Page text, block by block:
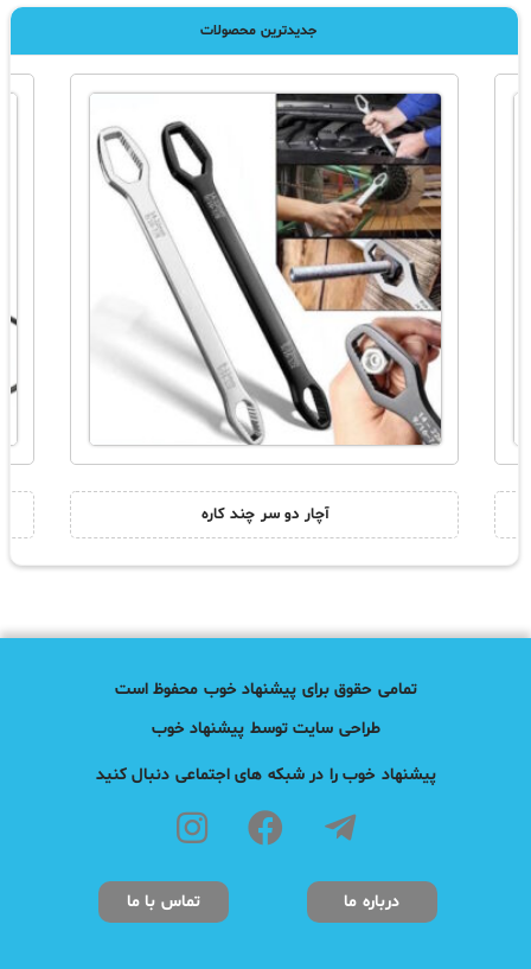
جدیدترین محصولات
آچار دو سر چند کاره
تمامی حقوق برای پیشنهاد خوب محفوظ است
طراحی سایت توسط پیشنهاد خوب
پیشنهاد خوب را در شبکه های اجتماعی دنبال کنید
درباره ما تماس با ما